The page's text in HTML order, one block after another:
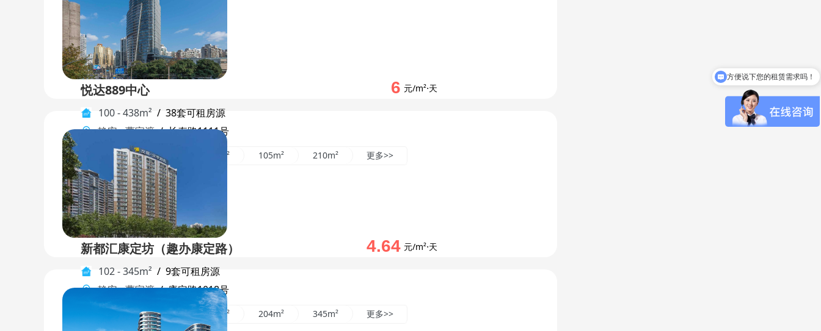
101m² 165m²
悦达889中心
100 - 438m² / 38套可租房源
静安-曹家渡 / 长寿路1111号
6 元/m²⋅天
382m² 210m² 129m² 105m² 210m² 更多>>
新都汇康定坊（趣办康定路）
102 - 345m² / 9套可租房源
静安-曹家渡 / 康定路1018号
4.64 元/m²⋅天
110m² 230m² 102m² 204m² 345m² 更多>>
招商经理在线！！